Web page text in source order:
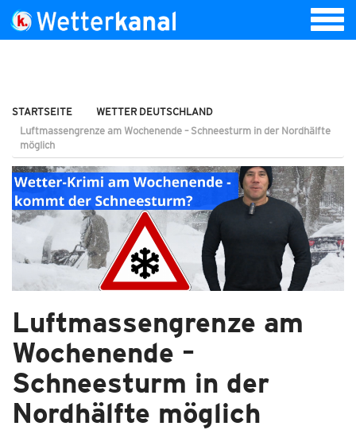
STARTSEITE
WETTER DEUTSCHLAND
Luftmassengrenze am Wochenende – Schneesturm in der Nordhälfte
möglich
Luftmassengrenze am
Wochenende –
Schneesturm in der
Nordhälfte möglich